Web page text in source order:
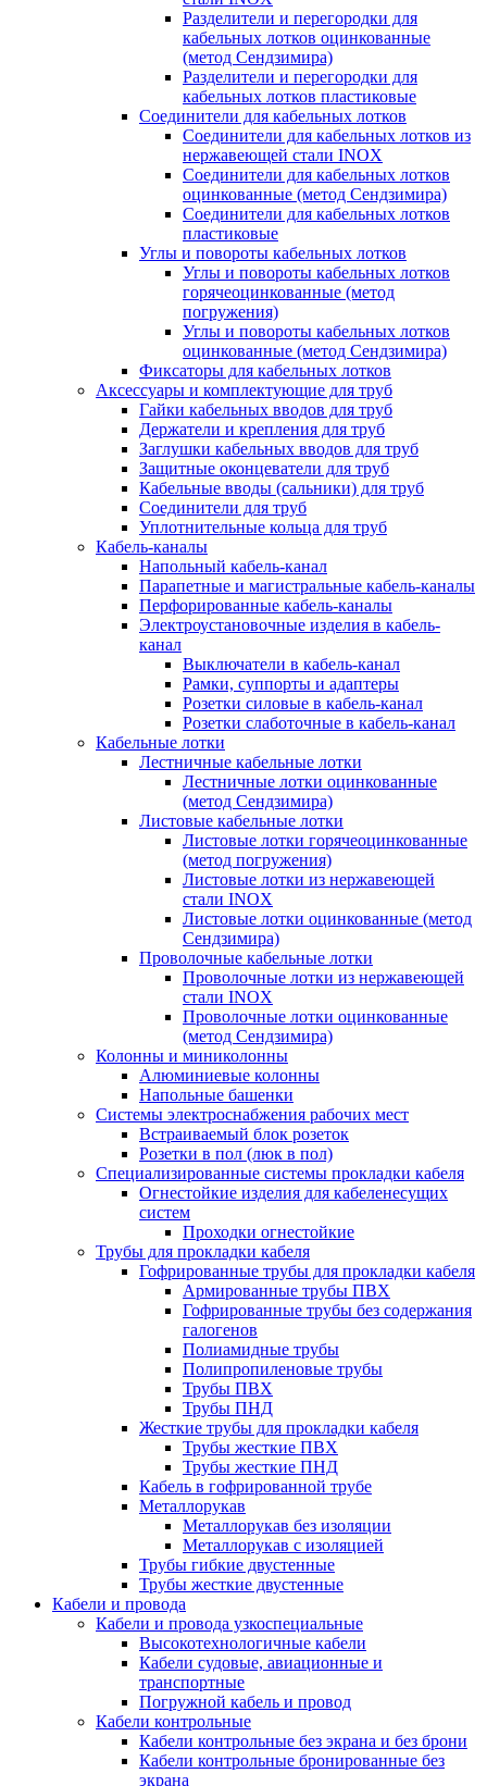
Разделители и перегородки для
кабельных лотков оцинкованные
(метод Сендзимира)
Разделители и перегородки для
кабельных лотков пластиковые
Соединители для кабельных лотков
Соединители для кабельных лотков из
нержавеющей стали INOX
Соединители для кабельных лотков
оцинкованные (метод Сендзимира)
Соединители для кабельных лотков
пластиковые
Углы и повороты кабельных лотков
Углы и повороты кабельных лотков
горячеоцинкованные (метод
погружения)
Углы и повороты кабельных лотков
оцинкованные (метод Сендзимира)
Фиксаторы для кабельных лотков
Аксессуары и комплектующие для труб
Гайки кабельных вводов для труб
Держатели и крепления для труб
Заглушки кабельных вводов для труб
Защитные оконцеватели для труб
Кабельные вводы (сальники) для труб
Соединители для труб
Уплотнительные кольца для труб
Кабель-каналы
Напольный кабель-канал
Парапетные и магистральные кабель-каналы
Перфорированные кабель-каналы
Электроустановочные изделия в кабель-
канал
Выключатели в кабель-канал
Рамки, суппорты и адаптеры
Розетки силовые в кабель-канал
Розетки слаботочные в кабель-канал
Кабельные лотки
Лестничные кабельные лотки
Лестничные лотки оцинкованные
(метод Сендзимира)
Листовые кабельные лотки
Листовые лотки горячеоцинкованные
(метод погружения)
Листовые лотки из нержавеющей
стали INOX
Листовые лотки оцинкованные (метод
Сендзимира)
Проволочные кабельные лотки
Проволочные лотки из нержавеющей
стали INOX
Проволочные лотки оцинкованные
(метод Сендзимира)
Колонны и миниколонны
Алюминиевые колонны
Напольные башенки
Системы электроснабжения рабочих мест
Встраиваемый блок розеток
Розетки в пол (люк в пол)
Специализированные системы прокладки кабеля
Огнестойкие изделия для кабеленесущих
систем
Проходки огнестойкие
Трубы для прокладки кабеля
Гофрированные трубы для прокладки кабеля
Армированные трубы ПВХ
Гофрированные трубы без содержания
галогенов
Полиамидные трубы
Полипропиленовые трубы
Трубы ПВХ
Трубы ПНД
Жесткие трубы для прокладки кабеля
Трубы жесткие ПВХ
Трубы жесткие ПНД
Кабель в гофрированной трубе
Металлорукав
Металлорукав без изоляции
Металлорукав с изоляцией
Трубы гибкие двустенные
Трубы жесткие двустенные
Кабели и провода
Кабели и провода узкоспециальные
Высокотехнологичные кабели
Кабели судовые, авиационные и
транспортные
Погружной кабель и провод
Кабели контрольные
Кабели контрольные без экрана и без брони
Кабели контрольные бронированные без
экрана